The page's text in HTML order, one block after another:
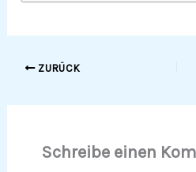
ZURÜCK
Schreibe einen